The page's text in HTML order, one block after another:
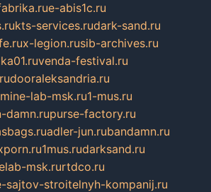
e-abis1c.ru
kts-services.rudark-sand.ru
x-legion.rusib-archives.ru
venda-festival.ru
dooraleksandria.ru
mine-lab-msk.ru1-mus.ru
damn.rupurse-factory.ru
adler-jun.rubandamn.ru
1mus.rudarksand.ru
msk.rurtdco.ru
sajtov-stroitelnyh-kompanij.ru